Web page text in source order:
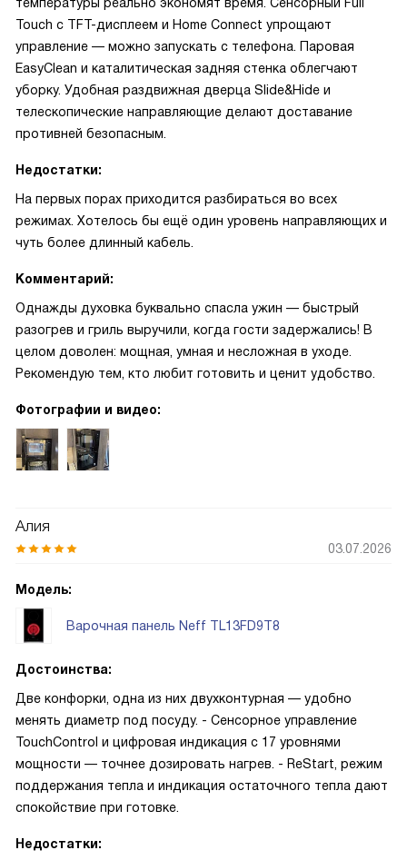
Touch с TFT-дисплеем и Home Connect упрощают
управление — можно запускать с телефона. Паровая
EasyClean и каталитическая задняя стенка облегчают
уборку. Удобная раздвижная дверца Slide&Hide и
телескопические направляющие делают доставание
противней безопасным.
Недостатки:
На первых порах приходится разбираться во всех
режимах. Хотелось бы ещё один уровень направляющих и
чуть более длинный кабель.
Комментарий:
Однажды духовка буквально спасла ужин — быстрый
разогрев и гриль выручили, когда гости задержались! В
целом доволен: мощная, умная и несложная в уходе.
Рекомендую тем, кто любит готовить и ценит удобство.
Фотографии и видео:
Алия
03.07.2026
Модель:
Варочная панель Neff TL13FD9T8
Достоинства:
Две конфорки, одна из них двухконтурная — удобно
менять диаметр под посуду. - Сенсорное управление
TouchControl и цифровая индикация с 17 уровнями
мощности — точнее дозировать нагрев. - ReStart, режим
поддержания тепла и индикация остаточного тепла дают
спокойствие при готовке.
Недостатки: